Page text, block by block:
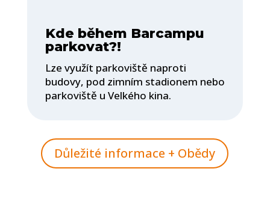
Kde během Barcampu
parkovat?!
Lze využít parkoviště naproti
budovy, pod zimním stadionem nebo
parkoviště u Velkého kina.
Důležité informace + Obědy